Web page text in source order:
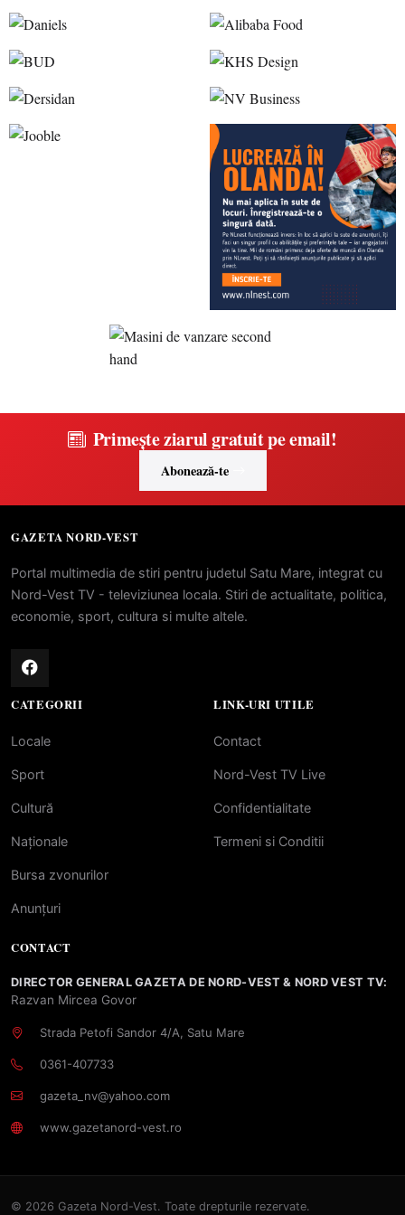
Primește ziarul gratuit pe email!
Abonează-te
GAZETA NORD-VEST
Portal multimedia de stiri pentru judetul Satu Mare, integrat cu
Nord-Vest TV - televiziunea locala. Stiri de actualitate, politica,
economie, sport, cultura si multe altele.
CATEGORII
Locale
Sport
Cultură
Naționale
Bursa zvonurilor
Anunțuri
LINK-URI UTILE
Contact
Nord-Vest TV Live
Confidentialitate
Termeni si Conditii
CONTACT
DIRECTOR GENERAL GAZETA DE NORD-VEST & NORD VEST TV:
Razvan Mircea Govor
Strada Petofi Sandor 4/A, Satu Mare
0361-407733
gazeta_nv@yahoo.com
www.gazetanord-vest.ro
© 2026 Gazeta Nord-Vest. Toate drepturile rezervate.